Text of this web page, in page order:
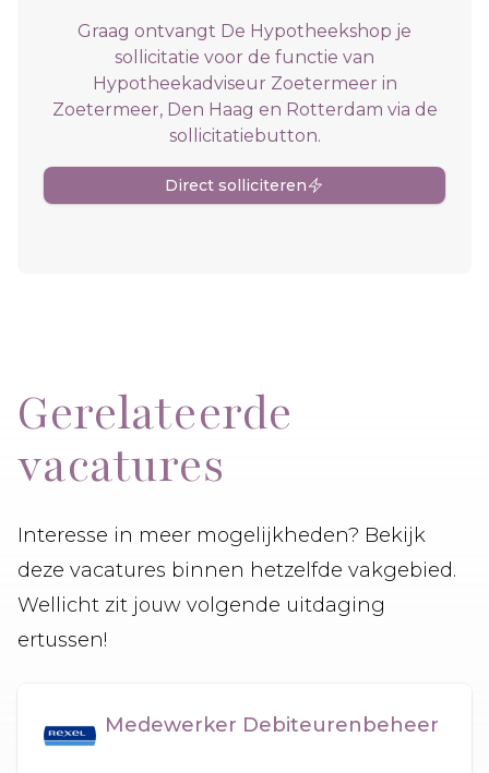
Graag ontvangt De Hypotheekshop je
sollicitatie voor de functie van
Hypotheekadviseur Zoetermeer in
Zoetermeer, Den Haag en Rotterdam via de
sollicitatiebutton.
Direct solliciteren
Gerelateerde
vacatures
Interesse in meer mogelijkheden? Bekijk
deze vacatures binnen hetzelfde vakgebied.
Wellicht zit jouw volgende uitdaging
ertussen!
Medewerker Debiteurenbeheer